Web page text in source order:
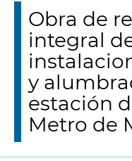
Obra de
integral
y
estación
Metro de